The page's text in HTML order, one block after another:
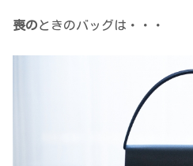
喪のときのバッグは・・・